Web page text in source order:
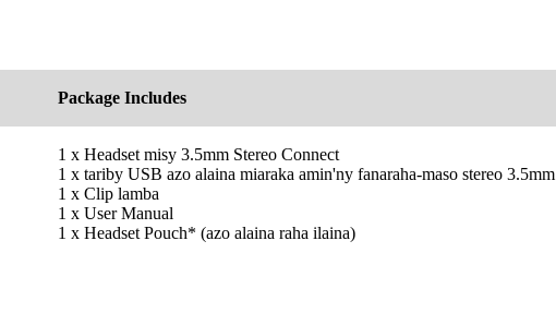
Package Includes
1 x Headset misy 3.5mm Stereo Connect
1 x tariby USB azo alaina miaraka amin'ny fanaraha-maso stereo 3.5mm
1 x Clip lamba
1 x User Manual
1 x Headset Pouch* (azo alaina raha ilaina)